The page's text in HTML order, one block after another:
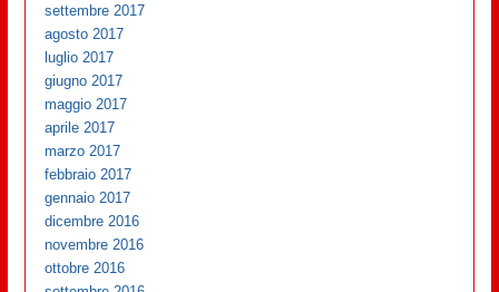
settembre 2017
agosto 2017
luglio 2017
giugno 2017
maggio 2017
aprile 2017
marzo 2017
febbraio 2017
gennaio 2017
dicembre 2016
novembre 2016
ottobre 2016